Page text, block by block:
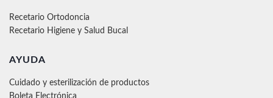
Recetario Ortodoncia
Recetario Higiene y Salud Bucal
AYUDA
Cuidado y esterilización de productos
Boleta Electrónica